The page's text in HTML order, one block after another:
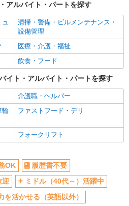
英語が活かせる
ボーナス・賞与あり
日払い
10時～勤務OK
ネイルOK
車通勤OK
交通費支給
入社祝い金あり
ン
制服貸与
接客サービス
アルバイト・パートを探す
清掃・警備・ビルメンテナンス・
設備管理
医療・介護・福祉
飲食・フード
イト・アルバイト・パートを探す
介護職・ヘルパー
輪
ファストフード・デリ
フォークリフト
OK
履歴書不要
迎
ミドル（40代～）活躍中
を活かせる（英語以外）